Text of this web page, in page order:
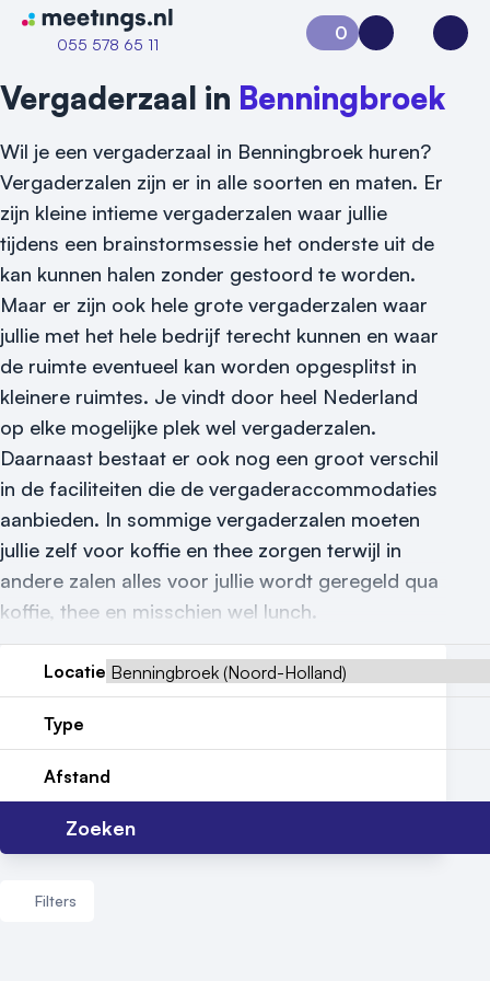
Naar home van Meetings
055 578 65 11
Vraag locatie aan
Locatiegids
Meld locatie aan
Nieuws
Reviews (5⭐️)
Contact
0
Aanvraag 0Inloggen
Vergaderzaal in Benningbroek
Wil je een vergaderzaal in Benningbroek huren?
Vergaderzalen zijn er in alle soorten en maten. Er
zijn kleine intieme vergaderzalen waar jullie
tijdens een brainstormsessie het onderste uit de
kan kunnen halen zonder gestoord te worden.
Maar er zijn ook hele grote vergaderzalen waar
jullie met het hele bedrijf terecht kunnen en waar
de ruimte eventueel kan worden opgesplitst in
kleinere ruimtes. Je vindt door heel Nederland
op elke mogelijke plek wel vergaderzalen.
Daarnaast bestaat er ook nog een groot verschil
in de faciliteiten die de vergaderaccommodaties
aanbieden. In sommige vergaderzalen moeten
jullie zelf voor koffie en thee zorgen terwijl in
andere zalen alles voor jullie wordt geregeld qua
koffie, thee en misschien wel lunch.
Locatie
Type
Afstand
Zoeken
Filters